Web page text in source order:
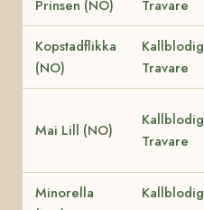
Prinsen (NO)
Travare
Kopstadflikka
(NO)
Kallblodig
Travare
Mai Lill (NO)
Kallblodig
Travare
Minorella
Kallblodig